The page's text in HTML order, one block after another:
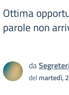
Ottima
parole non
da
delmartedì,